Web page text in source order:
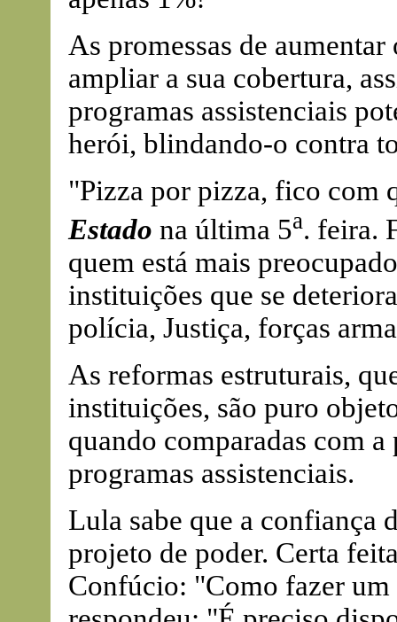
As promessas de
ampliar a sua cobertura,
programas assistenciais
herói, blindando-o contra
"Pizza por pizza, fico com
Estado na última 5a. feira.
quem está mais
instituições que se
polícia, Justiça, forças
As reformas estruturais,
instituições, são puro
quando comparadas com
programas assistenciais.
Lula sabe que a confiança
projeto de poder. Certa
Confúcio: "Como fazer